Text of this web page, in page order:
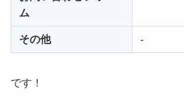
ム
その他 -
です！